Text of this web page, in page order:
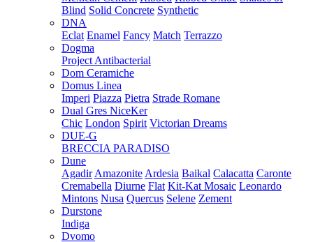
Blind Solid Concrete Synthetic
DNA
Eclat Enamel Fancy Match Terrazzo
Dogma
Project Antibacterial
Dom Ceramiche
Domus Linea
Imperi Piazza Pietra Strade Romane
Dual Gres NiceKer
Chic London Spirit Victorian Dreams
DUE-G
BRECCIA PARADISO
Dune
Agadir Amazonite Ardesia Baikal Calacatta Caronte
Cremabella Diurne Flat Kit-Kat Mosaic Leonardo
Mintons Nusa Quercus Selene Zement
Durstone
Indiga
Dvomo